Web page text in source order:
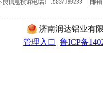
济南润达铝业有
管理入口 鲁ICP备